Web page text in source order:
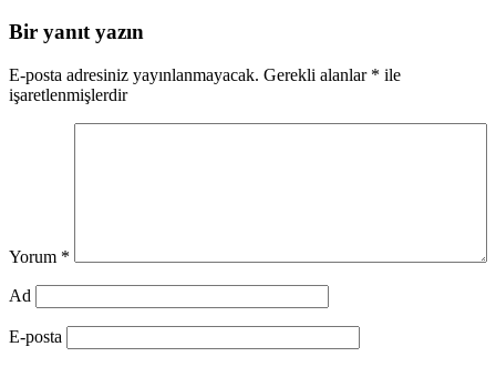
Bir yanıt yazın
E-posta adresiniz yayınlanmayacak. Gerekli alanlar * ile
işaretlenmişlerdir
Yorum *
Ad
E-posta